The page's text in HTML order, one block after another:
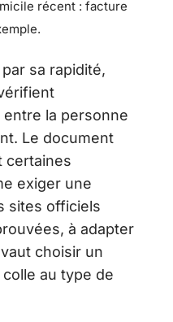
récent : facture
sa rapidité,
la personne
Le document
certaines
exiger une
sites officiels
à adapter
choisir un
au type de